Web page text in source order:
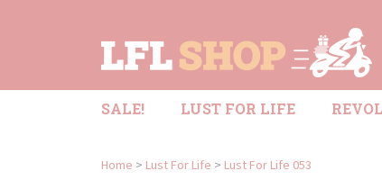
SALE! LUST FOR LIFE
Home > Lust For Life > Lust For Life 053